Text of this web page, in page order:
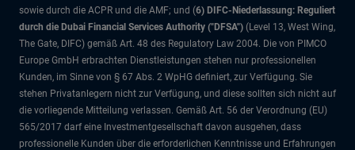
sowie durch die ACPR und die AMF; und (6) DIFC-Niederlassung: Reguliert
durch die Dubai Financial Services Authority ("DFSA") (Level 13, West Wing,
The Gate, DIFC) gemäß Art. 48 des Regulatory Law 2004. Die von PIMCO
Europe GmbH erbrachten Dienstleistungen stehen nur professionellen
Kunden, im Sinne von § 67 Abs. 2 WpHG definiert, zur Verfügung. Sie
stehen Privatanlegern nicht zur Verfügung, und diese sollten sich nicht auf
die vorliegende Mitteilung verlassen. Gemäß Art. 56 der Verordnung (EU)
565/2017 darf eine Investmentgesellschaft davon ausgehen, dass
professionelle Kunden über die erforderlichen Kenntnisse und Erfahrungen